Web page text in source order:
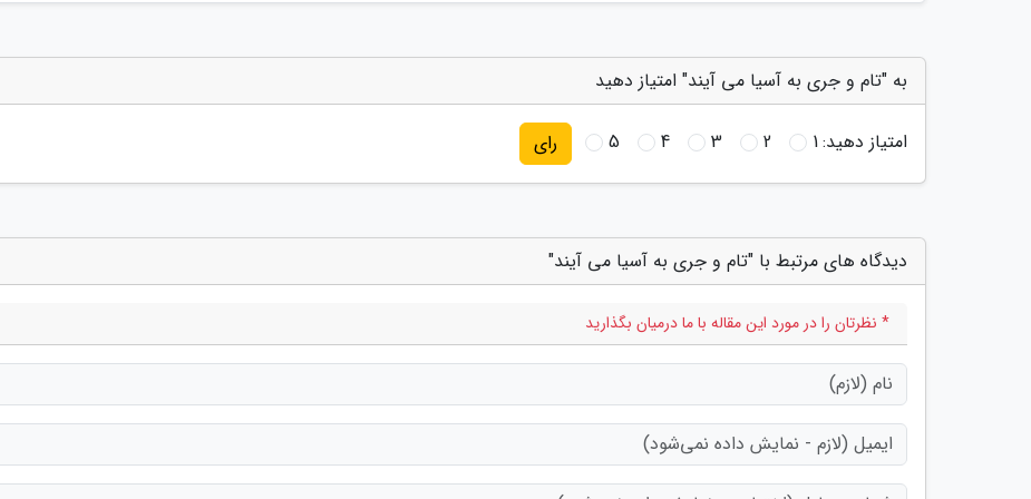
به "تام و جری به آسیا می آیند" امتیاز دهید
امتیاز دهید:1
2
3
4
5 رای
دیدگاه های مرتبط با "تام و جری به آسیا می آیند"
* نظرتان را در مورد این مقاله با ما درمیان بگذارید